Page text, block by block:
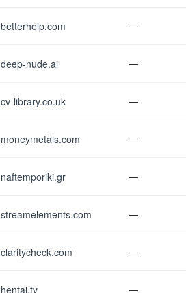
betterhelp.com —
deep-nude.ai —
cv-library.co.uk —
moneymetals.com —
naftemporiki.gr —
streamelements.com —
claritycheck.com —
hentai.tv —